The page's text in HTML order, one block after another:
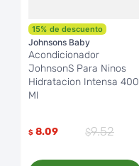
15% de descuento
Johnsons Baby
Acondicionador
JohnsonS Para Ninos
Hidratacion Intensa 400
Ml
$ 8.09 9.52